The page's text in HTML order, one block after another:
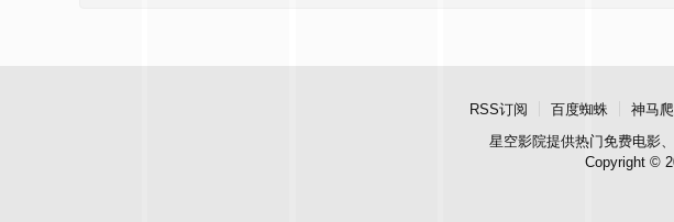
RSS订阅 百度蜘蛛 神马
星空影院提供热门免费电影
Copyright ©